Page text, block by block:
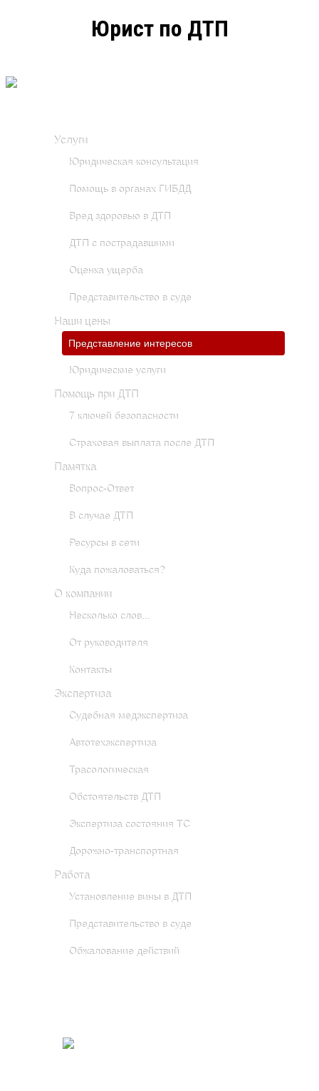
Юрист по ДТП
Услуги
Юридическая консультация
Помощь в органах ГИБДД
Вред здоровью в ДТП
ДТП с пострадавшими
Оценка ущерба
Представительство в суде
Наши цены
Представление интересов
Юридические услуги
Помощь при ДТП
7 ключей безопасности
Страховая выплата после ДТП
Памятка
Вопрос-Ответ
В случае ДТП
Ресурсы в сети
Куда пожаловаться?
О компании
Несколько слов...
От руководителя
Контакты
Экспертиза
Cудебная медэкспертиза
Автотехэкспертиза
Трасологическая
Обстоятельств ДТП
Экспертиза состояния ТС
Дорожно-транспортная
Работа
Установление вины в ДТП
Представительство в суде
Обжалование действий